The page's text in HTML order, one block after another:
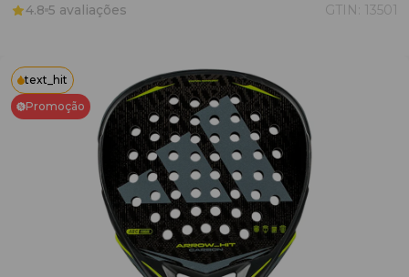
4.8 5 avaliações GTIN: 13501
text_hit
Promoção